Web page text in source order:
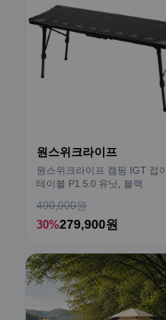
원스위크라이프
원스위크라이프 캠핑 IGT 접
테이블 P1 5.0 유닛, 블랙
400,000원
30%279,900원